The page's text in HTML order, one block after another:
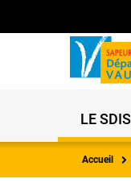
LE
Accueil